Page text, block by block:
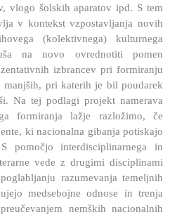
vlogo šolskih aparatov ipd. S tem
v kontekst vzpostavljanja novih
(kolektivnega) kulturnega
na novo ovrednotiti pomen
izbrancev pri formiranju
pri katerih je bil poudarek
Na tej podlagi projekt namerava
formiranja lažje razložimo, če
ki nacionalna gibanja potiskajo
pomočjo interdisciplinarnega in
vede z drugimi disciplinami
razumevanja temeljnih
medsebojne odnose in trenja
nemških nacionalnih